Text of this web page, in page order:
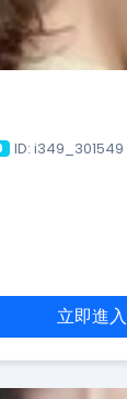
ID: i349_301549
立即進入